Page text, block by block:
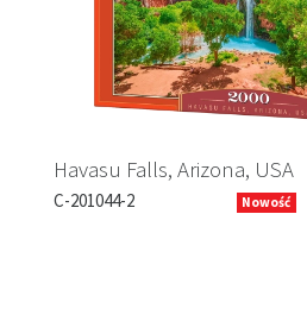
USA
Nowość